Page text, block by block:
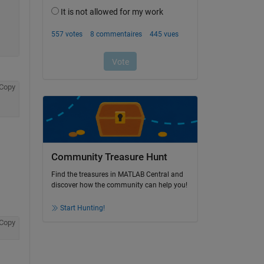
Community Treasure Hunt
Find the treasures in MATLAB Central and
discover how the community can help you!
Start Hunting!